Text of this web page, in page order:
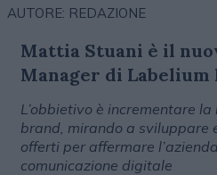
AUTORE: REDAZIONE
Mattia Stuani è il
Manager di Labelium
L’obbietivo è incrementare
brand, mirando a sviluppare
offerti per affermare
comunicazione digitale